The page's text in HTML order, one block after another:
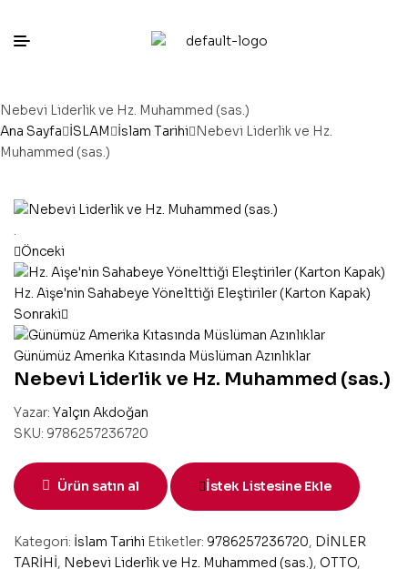
Nebevi Liderlik ve Hz. Muhammed (sas.)
Ana Sayfa İSLAM İslam Tarihi
Nebevi Liderlik ve Hz.
Muhammed (sas.)
.
Önceki
Hz. Aişe'nin Sahabeye Yönelttiği Eleştiriler (Karton Kapak)
Sonraki
Günümüz Amerika Kıtasında Müslüman Azınlıklar
Nebevi Liderlik ve Hz. Muhammed (sas.)
Yazar: Yalçın Akdoğan
SKU: 9786257236720
Ürün satın al İstek Listesine Ekle
Kategori: İslam Tarihi Etiketler: 9786257236720, DİNLER
TARİHİ, Nebevi Liderlik ve Hz. Muhammed (sas.), OTTO,